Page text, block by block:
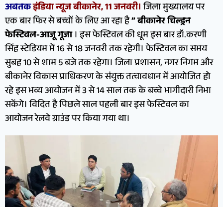
अबतकइंडिया न्यूज बीकानेर, 11 जनवरी।जिला मुख्यालय पर
एक बार फिर से बच्चों के लिए आ रहा है” बीकानेर चिल्ड्रन
फेस्टिवल-आजू गूजा। इस फेस्टिवल की धूम इस बार डॉ.करणी
सिंह स्टेडियम में 16 से 18 जनवरी तक रहेगी। फेस्टिवल का समय
सुबह 10 से शाम 5 बजे तक रहेगा। जिला प्रशासन, नगर निगम और
बीकानेर विकास प्राधिकरण के संयुक्त तत्वावधान में आयोजित हो
रहे इस भव्य आयोजन में 3 से 14 साल तक के बच्चे भागीदारी निभा
सकेंगे। विदित है पिछले साल पहली बार इस फेस्टिवल का
आयोजन रेलवे ग्राउंड पर किया गया था।